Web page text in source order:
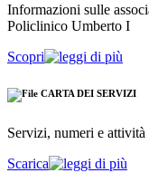
Informazioni sulle
Policlinico Umberto I
Scopri
CARTA DEI SERVIZI
Servizi, numeri e
Scarica